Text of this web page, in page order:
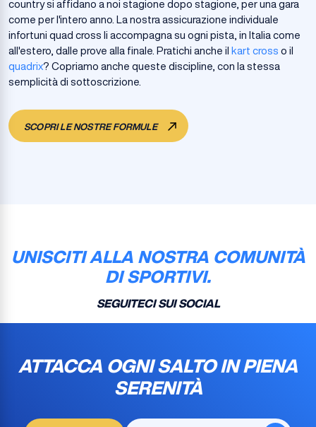
country si affidano a noi stagione dopo stagione, per una gara
come per l'intero anno. La nostra assicurazione individuale
infortuni quad cross li accompagna su ogni pista, in Italia come
all'estero, dalle prove alla finale. Pratichi anche il kart cross o il
quadrix? Copriamo anche queste discipline, con la stessa
semplicità di sottoscrizione.
SCOPRI LE NOSTRE FORMULE
UNISCITI ALLA NOSTRA COMUNITÀ
DI SPORTIVI.
SEGUITECI SUI SOCIAL
ATTACCA OGNI SALTO IN PIENA
SERENITÀ